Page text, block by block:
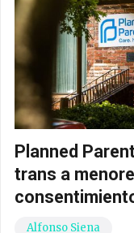
Planned
trans a
Alfonso Siena